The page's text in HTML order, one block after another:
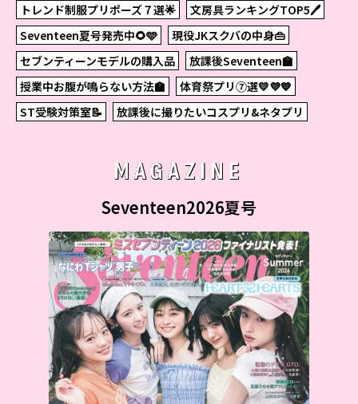
トレンド制服プリポーズ７選🌟
文房具ランキングTOP5🖊
Seventeen夏号発売中🌻🩵
現役JKスクバの中身👜
セブンティーンモデルの購入品
放課後Seventeen🏫
授業中お腹が鳴らない方法🏫
体育祭プリ⑦選💛💜💙
ST受験対策室📝
放課後に撮りたいコスプリ&ネタプリ
MAGAZINE
Seventeen2026夏号